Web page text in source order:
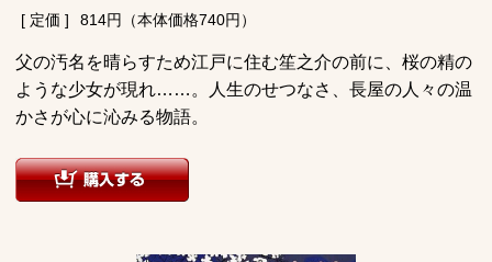
[ 定価 ] 814円（本体価格740円）
父の汚名を晴らすため江戸に住む笙之介の前に、桜の精の
ような少女が現れ……。人生のせつなさ、長屋の人々の温
かさが心に沁みる物語。